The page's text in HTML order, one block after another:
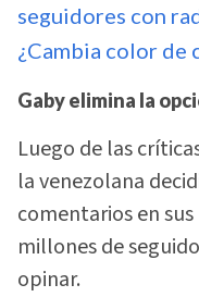
seguidores con
¿Cambia color de
Gaby elimina la
Luego de las
la venezolana
comentarios en
millones de
opinar.